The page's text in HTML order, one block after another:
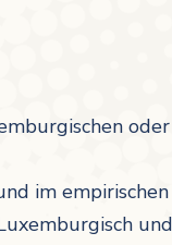
im